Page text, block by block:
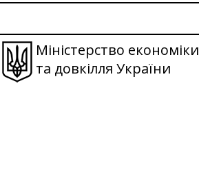
Міністерство економіки
та довкілля України